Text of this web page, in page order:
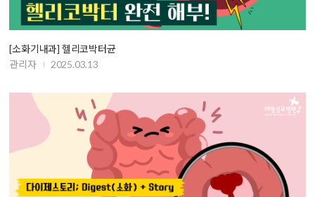
[소화기내과] 헬리코박터균
관리자
2025.03.13